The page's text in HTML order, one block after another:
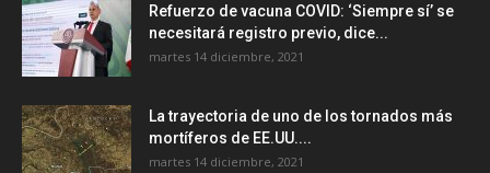
Refuerzo de vacuna COVID: ‘Siempre sí’ se
necesitará registro previo, dice...
martes 14 diciembre, 2021
La trayectoria de uno de los tornados más
mortíferos de EE.UU....
martes 14 diciembre, 2021